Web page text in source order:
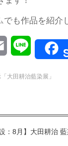
でも作品を紹介
Email Line
大田耕治藍染展」
設：8月】大田耕治